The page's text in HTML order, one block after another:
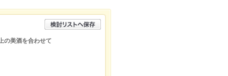
の美酒を合わせて